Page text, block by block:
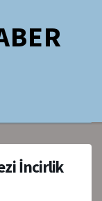
İncirlik